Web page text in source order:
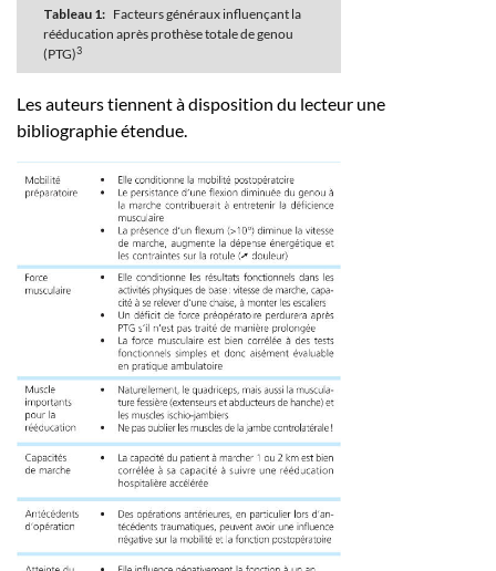
Tableau 1: Facteurs généraux influençant la
rééducation après prothèse totale de genou
(PTG)3
Les auteurs tiennent à disposition du lecteur une
bibliographie étendue.